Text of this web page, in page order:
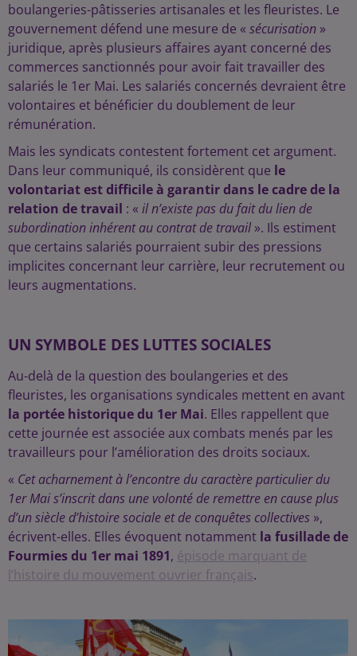
boulangeries-pâtisseries artisanales et les fleuristes. Le
gouvernement défend une mesure de « sécurisation »
juridique, après plusieurs affaires ayant concerné des
commerces sanctionnés pour avoir fait travailler des
salariés le 1er Mai. Les salariés concernés devraient être
volontaires et bénéficier du doublement de leur
rémunération.
Mais les syndicats contestent fortement cet argument.
Dans leur communiqué, ils considèrent que le
volontariat est difficile à garantir dans le cadre de la
relation de travail : « il n’existe pas du fait du lien de
subordination inhérent au contrat de travail». Ils estiment
que certains salariés pourraient subir des pressions
implicites concernant leur carrière, leur recrutement ou
leurs augmentations.
UN SYMBOLE DES LUTTES SOCIALES
Au-delà de la question des boulangeries et des
fleuristes, les organisations syndicales mettent en avant
la portée historique du 1er Mai. Elles rappellent que
cette journée est associée aux combats menés par les
travailleurs pour l’amélioration des droits sociaux.
« Cet acharnement à l’encontre du caractère particulier du
1er Mai s’inscrit dans une volonté de remettre en cause plus
d’un siècle d’histoire sociale et de conquêtes collectives »,
écrivent-elles. Elles évoquent notamment la fusillade de
Fourmies du 1er mai 1891, épisode marquant de
l’histoire du mouvement ouvrier français.